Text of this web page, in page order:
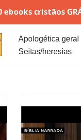
Apologética geral
Seitas/heresias